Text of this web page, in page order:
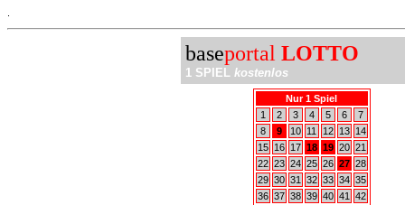
baseportal LOTTO
1 SPIEL kostenlos
Nur 1 Spiel
1
2 3 4 5 6
7
8
9 10 11 12 13
14
15
16 17 18 19 20 21
22 23 24 25 26 27 28
29 30 31 32 33 34 35
36 37 38 39 40 41
42